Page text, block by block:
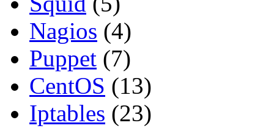
Nagios (4)
Puppet (7)
CentOS (13)
Iptables (23)